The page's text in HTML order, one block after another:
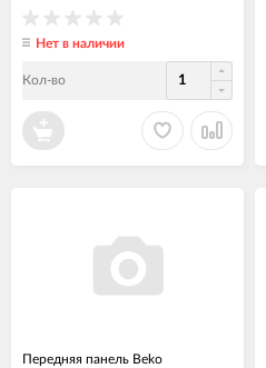
Нет в наличии
Кол-во
Передняя панель Beko